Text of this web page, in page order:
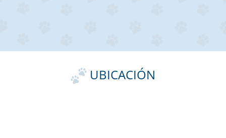
UBICACIÓN